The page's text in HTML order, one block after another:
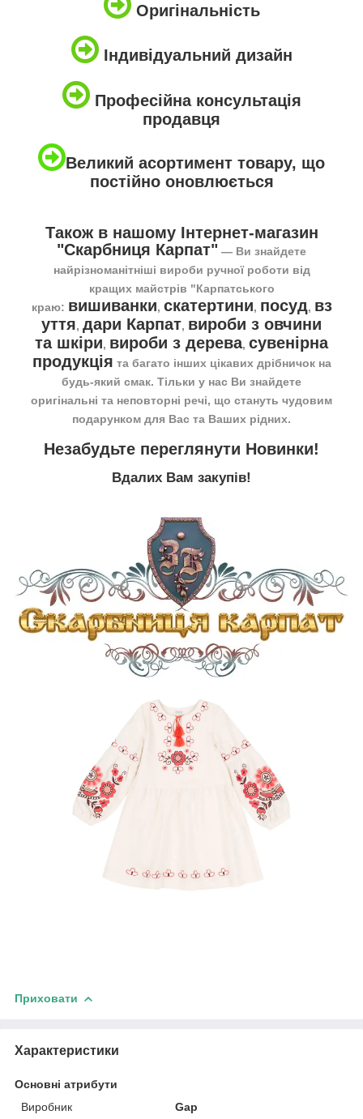
Оригінальність
Індивідуальний дизайн
Професійна консультація
продавця
Великий асортимент товару, що
постійно оновлюється
Також в нашому Інтернет-магазин
"Скарбниця Карпат" ― Ви знайдете
найрізноманітніші вироби ручної роботи від
кращих майстрів "Карпатського
краю: вишиванки, скатертини, посуд, вз
уття, дари Карпат, вироби з овчини
та шкіри, вироби з дерева, сувенірна
продукція та багато інших цікавих дрібничок на
будь-який смак. Тільки у нас Ви знайдете
оригінальні та неповторні речі, що стануть чудовим
подарунком для Вас та Ваших рідних.
Незабудьте переглянути Новинки!
Вдалих Вам закупів!
Приховати
Характеристики
Основні атрибути
Виробник
Gap